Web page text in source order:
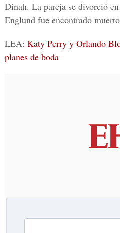
Dinah. La pareja se divorció
Englund fue encontrado
LEA: Katy Perry y Orlando
planes de boda